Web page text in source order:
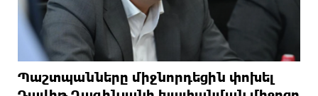
Պաշտպանները միջնորդեցին փոխել